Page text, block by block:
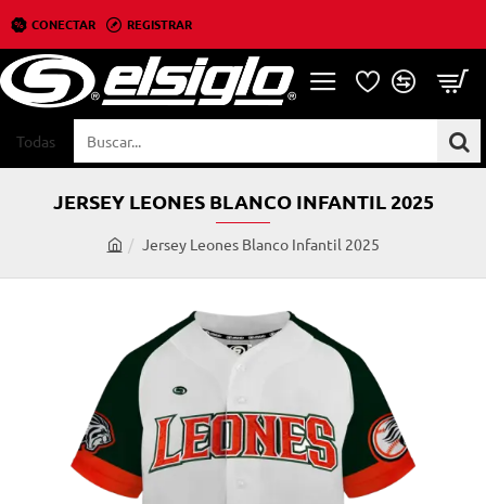
CONECTAR REGISTRAR
Todas
Buscar...
JERSEY LEONES BLANCO INFANTIL 2025
o
Jersey Leones Blanco Infantil 2025